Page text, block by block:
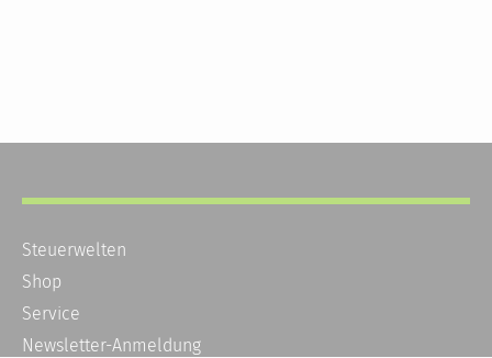
Steuerwelten
Shop
Service
Newsletter-Anmeldung